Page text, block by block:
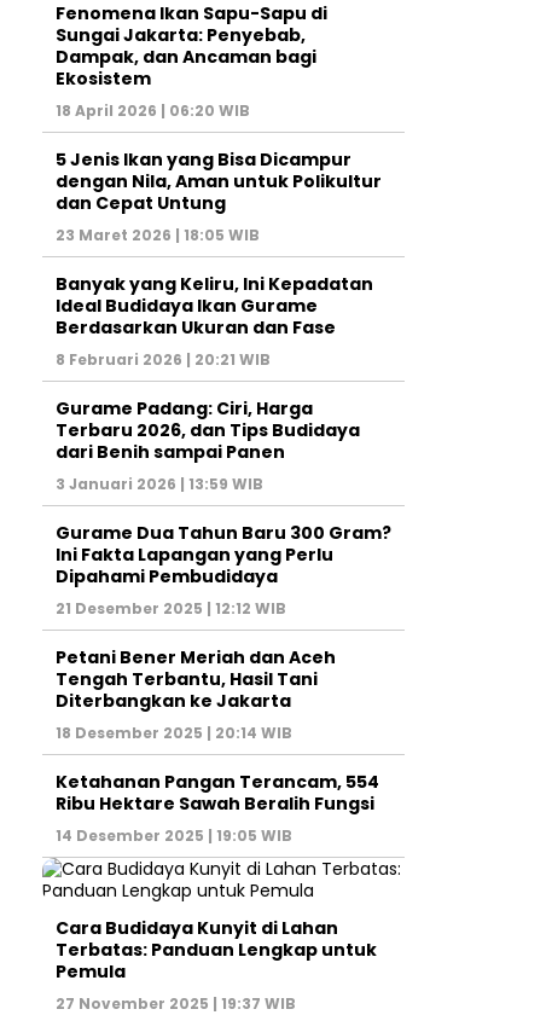
Fenomena Ikan Sapu-Sapu di
Sungai Jakarta: Penyebab,
Dampak, dan Ancaman bagi
Ekosistem
18 April 2026 | 06:20 WIB
5 Jenis Ikan yang Bisa Dicampur
dengan Nila, Aman untuk Polikultur
dan Cepat Untung
23 Maret 2026 | 18:05 WIB
Banyak yang Keliru, Ini Kepadatan
Ideal Budidaya Ikan Gurame
Berdasarkan Ukuran dan Fase
8 Februari 2026 | 20:21 WIB
Gurame Padang: Ciri, Harga
Terbaru 2026, dan Tips Budidaya
dari Benih sampai Panen
3 Januari 2026 | 13:59 WIB
Gurame Dua Tahun Baru 300 Gram?
Ini Fakta Lapangan yang Perlu
Dipahami Pembudidaya
21 Desember 2025 | 12:12 WIB
Petani Bener Meriah dan Aceh
Tengah Terbantu, Hasil Tani
Diterbangkan ke Jakarta
18 Desember 2025 | 20:14 WIB
Ketahanan Pangan Terancam, 554
Ribu Hektare Sawah Beralih Fungsi
14 Desember 2025 | 19:05 WIB
Cara Budidaya Kunyit di Lahan
Terbatas: Panduan Lengkap untuk
Pemula
27 November 2025 | 19:37 WIB